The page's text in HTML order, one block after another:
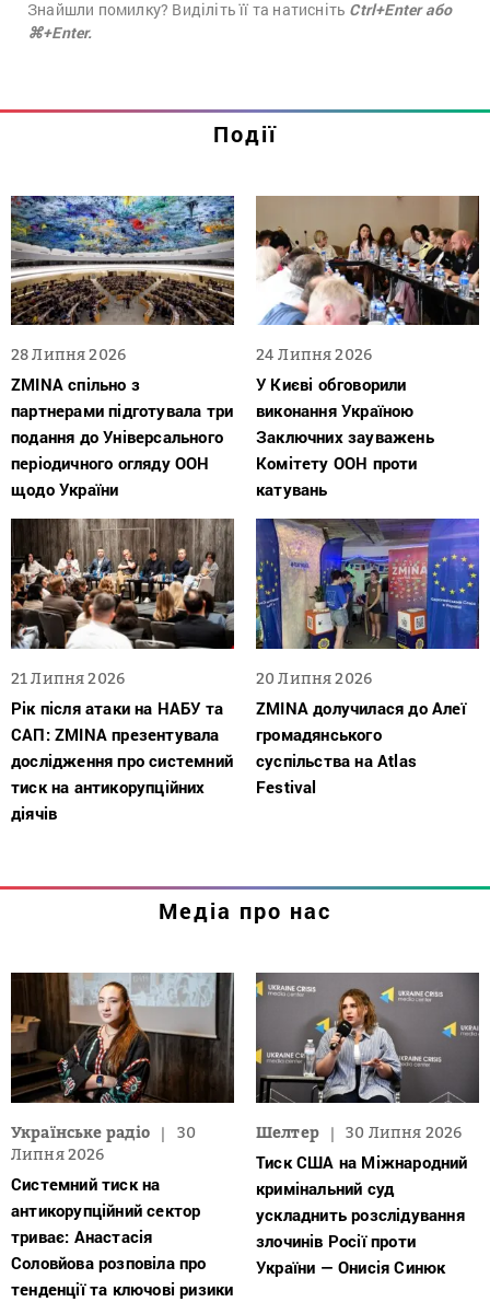
Знайшли помилку? Виділіть її та натисніть Ctrl+Enter або
⌘+Enter.
Події
28 Липня 2026
ZMINA спільно з
партнерами підготувала три
подання до Універсального
періодичного огляду ООН
щодо України
24 Липня 2026
У Києві обговорили
виконання Україною
Заключних зауважень
Комітету ООН проти
катувань
21 Липня 2026
Рік після атаки на НАБУ та
САП: ZMINA презентувала
дослідження про системний
тиск на антикорупційних
діячів
20 Липня 2026
ZMINA долучилася до Алеї
громадянського
суспільства на Atlas
Festival
Медіа про нас
Українське радіо
30
Липня 2026
Системний тиск на
антикорупційний сектор
триває: Анастасія
Соловйова розповіла про
тенденції та ключові ризики
Шелтер 30 Липня 2026
Тиск США на Міжнародний
кримінальний суд
ускладнить розслідування
злочинів Росії проти
України — Онисія Синюк